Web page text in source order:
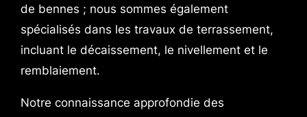
de bennes ; nous sommes également
spécialisés dans les travaux de terrassement,
incluant le décaissement, le nivellement et le
remblaiement.
Notre connaissance approfondie des